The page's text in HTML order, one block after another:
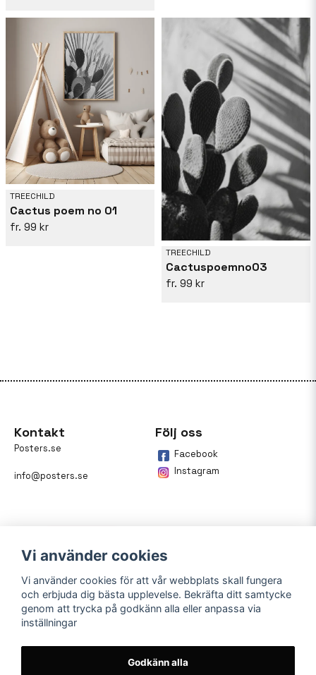
TREECHILD
Cactus poem no 01
99 kr
TREECHILD
Cactuspoemno03
99 kr
Kontakt
Posters.se
info@posters.se
Följ oss
Facebook
Instagram
Betalning
På posters.se kan du enkelt
Vi använder cookies
Vi använder cookies för att vår webbplats skall fungera
och erbjuda dig bästa upplevelse. Bekräfta ditt samtycke
genom att trycka på godkänn alla eller anpassa via
inställningar
Godkänn alla